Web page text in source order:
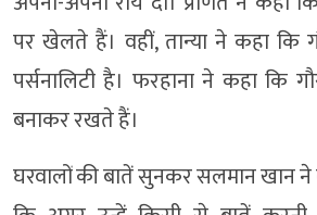
पर खेलते हैं। वहीं, तान्या ने कहा कि
पर्सनालिटी है। फरहाना ने कहा कि
बनाकर रखते हैं।
घरवालों की बातें सुनकर सलमान खान